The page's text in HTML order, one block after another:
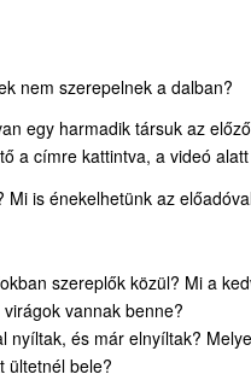
nem szerepelnek a dalban?
egy harmadik társuk az
a címre kattintva, a videó
is énekelhetünk az
szereplők közül? Mi a
vannak benne?
nyíltak, és már elnyíltak?
ültetnél bele?